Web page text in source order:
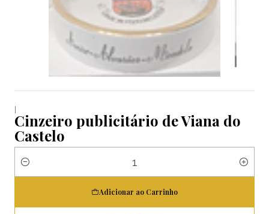
|
Cinzeiro publicitário de Viana do
Castelo
Quantidade
Adicionar ao Carrinho